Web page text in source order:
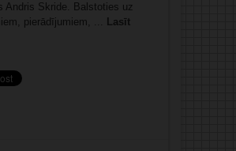
Andris Skride. Balstoties uz
pierādījumiem, ... Lasīt